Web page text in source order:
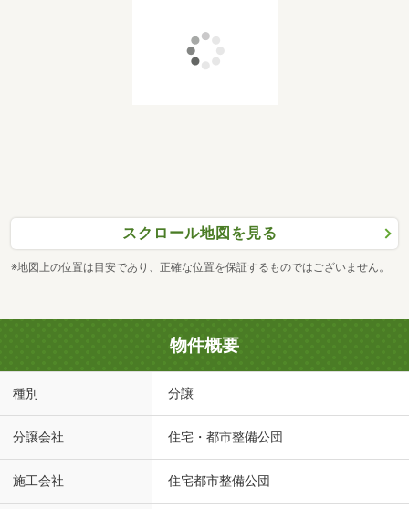
スクロール地図を見る
※地図上の位置は目安であり、正確な位置を保証するものではございません。
物件概要
種別 分譲
分譲会社 住宅・都市整備公団
施工会社 住宅都市整備公団